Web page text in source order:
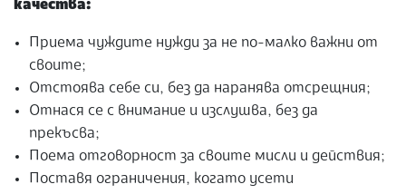
качества:
Приема чуждите нужди за не по-малко важни от
своите;
Отстоява себе си, без да наранява отсрещния;
Отнася се с внимание и изслушва, без да
прекъсва;
Поема отговорност за своите мисли и действия;
Поставя ограничения, когато усети